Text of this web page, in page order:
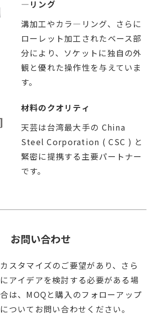
―リング
溝加工やカラ―リング、さらに
ローレット加工されたベース部
分により、ソケットに独自の外
観と優れた操作性を与えていま
す。
材料のクオリティ
天芸は台湾最大手の China
Steel Corporation ( CSC ) と
緊密に提携する主要パートナー
です。
お問い合わせ
カスタマイズのご要望があり、さら
にアイデアを検討する必要がある場
合は、MOQと購入のフォローアップ
についてお問い合わせください。